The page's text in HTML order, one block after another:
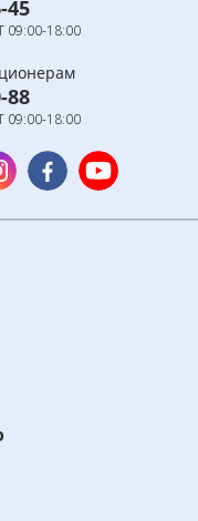
45
18:00
88
18:00